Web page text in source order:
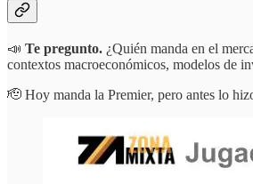
📣 Te pregunto. ¿Quién manda en el
contextos macroeconómicos, modelos de
🫡 Hoy manda la Premier, pero antes lo